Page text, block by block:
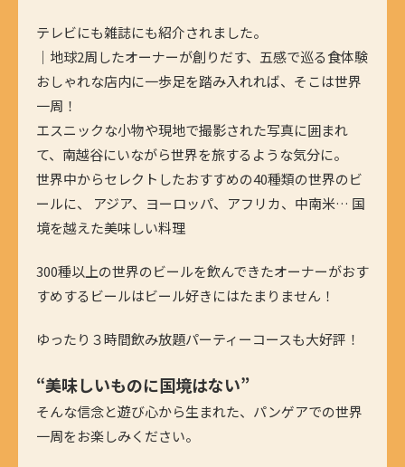
テレビにも雑誌にも紹介されました。
｜地球2周したオーナーが創りだす、五感で巡る食体験
おしゃれな店内に一歩足を踏み入れれば、そこは世界
一周！
エスニックな小物や現地で撮影された写真に囲まれ
て、南越谷にいながら世界を旅するような気分に。
世界中からセレクトしたおすすめの40種類の世界のビ
ールに、 アジア、ヨーロッパ、アフリカ、中南米… 国
境を越えた美味しい料理
300種以上の世界のビールを飲んできたオーナーがおす
すめするビールはビール好きにはたまりません！
ゆったり３時間飲み放題パーティーコースも大好評！
“美味しいものに国境はない”
そんな信念と遊び心から生まれた、パンゲアでの世界
一周をお楽しみください。